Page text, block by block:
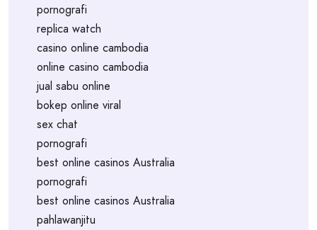
pornografi
replica watch
casino online cambodia
online casino cambodia
jual sabu online
bokep online viral
sex chat
pornografi
best online casinos Australia
pornografi
best online casinos Australia
pahlawanjitu